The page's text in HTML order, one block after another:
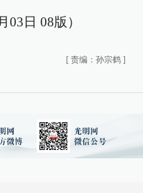
03日 08版）
[ 责编：孙宗鹤 ]